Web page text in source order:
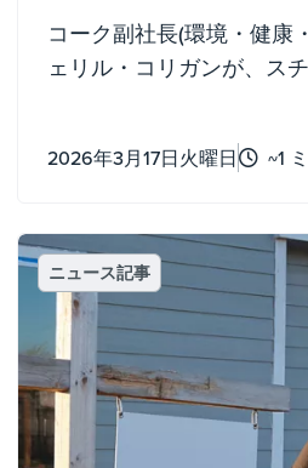
コーク副社長(環境・健康
ェリル・コリガンが、ス
2026年3月17日火曜日 ~1
ニュース記事